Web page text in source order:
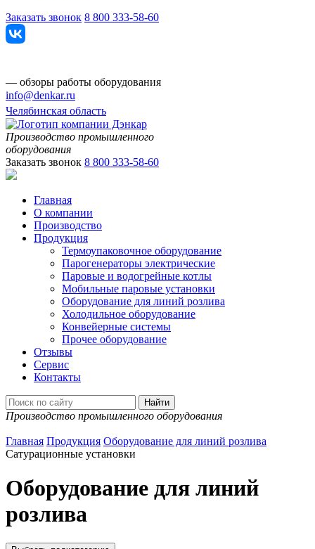
Заказать звонок 8 800 333-58-60
— обзоры работы оборудования
info@denkar.ru
Челябинская область
Производство промышленного
оборудования
Заказать звонок 8 800 333-58-60
Главная
О компании
Производство
Продукция
Термоупаковочное оборудование
Парогенераторы электрические
Паровые и водогрейные котлы
Мобильные паровые установки
Оборудование для линий розлива
Холодильное оборудование
Конвейерные системы
Прочее оборудование
Отзывы
Сервис
Контакты
Производство промышленного оборудования
Главная Продукция Оборудование для линий розлива
Сатурационные установки
Оборудование для линий
розлива